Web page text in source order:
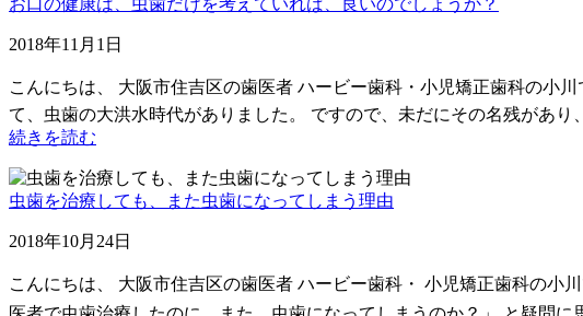
2018年11月1日
こんにちは、 大阪市住吉区の歯医者 ハービー歯科・小児矯正歯科の
て、虫歯の大洪水時代がありました。 ですので、未だにその名残があ
続きを読む
虫歯を治療しても、また虫歯になってしまう理由
2018年10月24日
こんにちは、 大阪市住吉区の歯医者 ハービー歯科・ 小児矯正歯科の